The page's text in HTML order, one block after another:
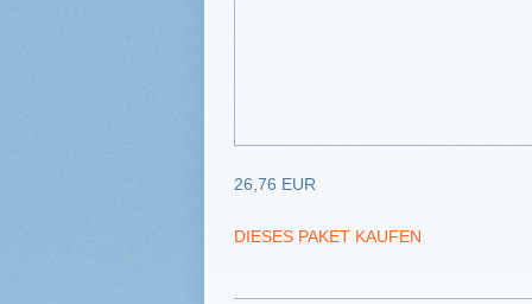
26,76 EUR
DIESES PAKET KAUFEN